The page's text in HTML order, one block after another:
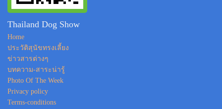
Thailand Dog Show
Home
ประวัติสุนัขทรงเลี้ยง
ข่าวสารต่างๆ
บทความ-สาระน่ารู้
Photo Of The Week
Privacy policy
Terms-conditions